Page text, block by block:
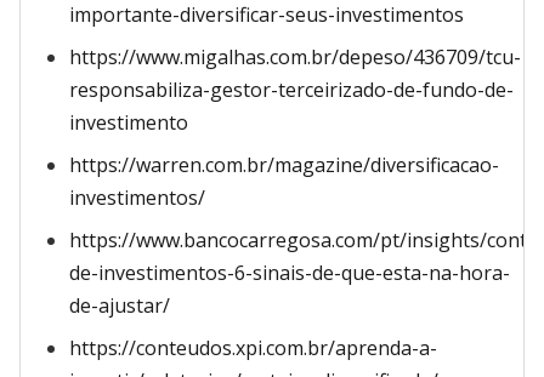
importante-diversificar-seus-investimentos
https://www.migalhas.com.br/depeso/436709/tcu-
responsabiliza-gestor-terceirizado-de-fundo-de-
investimento
https://warren.com.br/magazine/diversificacao-
investimentos/
https://www.bancocarregosa.com/pt/insights/
de-investimentos-6-sinais-de-que-esta-na-hora-
de-ajustar/
https://conteudos.xpi.com.br/aprenda-a-